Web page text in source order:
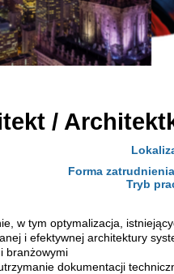
/
Forma
Tryb
w tym optymalizacja,
i efektywnej architektury
branżowymi
dokumentacji